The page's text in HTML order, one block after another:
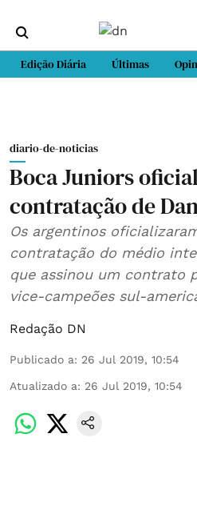
Edição Diária Últimas
diario-de-noticias
Boca Juniors
contratação de
Os argentinos
contratação do médio
que assinou um contrato
vice-campeões sul-
Redação DN
Publicado a: 26 Jul 2019, 10:54
Atualizado a: 26 Jul 2019, 10:54